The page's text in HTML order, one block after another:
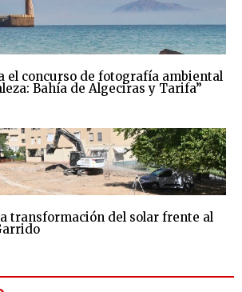
el concurso de fotografía ambiental
Bahía de Algeciras y Tarifa”
transformación del solar frente al